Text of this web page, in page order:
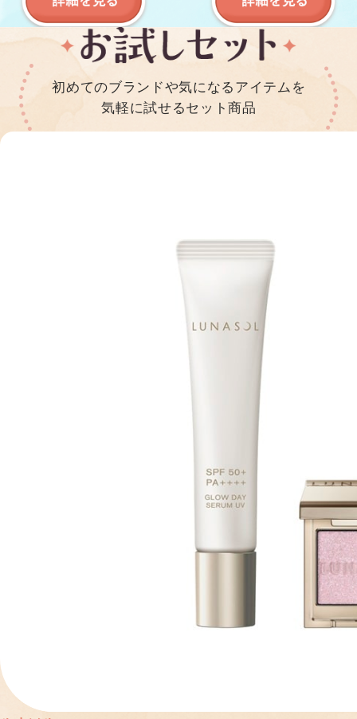
初めてのブランドや気になるアイテムを
気軽に試せるセット商品